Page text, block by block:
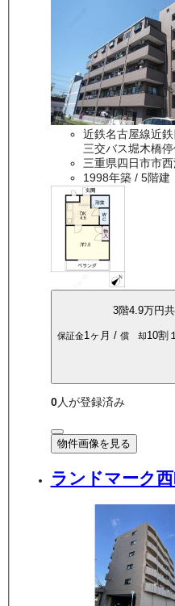
近鉄名古屋線近
三交バス堀木橋
三重県四日市市西
1998年築/ 5階建
3階4.9万円
保証金1ヶ月 / 償 却10割
0人が登録済み
物件画像を見る
ランドマーク